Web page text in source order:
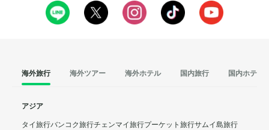
海外旅行 海外ツアー 海外ホテル 国内旅行 国内ホテル
アジア
タイ旅行バンコク旅行チェンマイ旅行プーケット旅行サムイ島旅行